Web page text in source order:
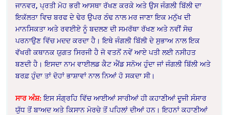
ਜਾਨਵਰ, ਪ੍ਰਤੀ ਮੋਹ ਭਰੀ ਆਸਥਾ ਰੱਖਣ ਕਰਕੇ ਅਤੇ ਉਸ ਜੰਗਲੀ ਬਿੱਲੀ ਦਾ
ਇਕੱਲਤਾ ਵਿਚ ਬਰਫ ਦੇ ਢੇਰ ਉਪਰ ਠੰਢ ਨਾਲ ਮਰ ਜਾਣਾ ਇਕ ਮਨੁੱਖ ਦੀ
ਮਾਨਸਿਕਤਾ ਅਤੇ ਰਵਈਏ ਨੂੰ ਬਦਲਣ ਦੀ ਸਮਰੱਥਾ ਰੱਖਣ ਅਤੇ ਨਵੀਂ ਸੋਚ
ਪਰਨਾਉਣ ਵਿੱਚ ਮਦਦ ਕਰਦਾ ਹੈ। ਇਥੇ ਜੰਗਲੀ ਬਿੱਲੀ ਦੇ ਸੁਭਾਅ ਨਾਲ ਇਕ
ਵੱਖਰੀ ਕਥਾਨਕ ਯੁਗਤ ਸਿਰਜੀ ਹੈ ਜੋ ਵਤਨੋਂ ਨਵੇਂ ਆਏ ਪਤੀ ਲਈ ਨਸੀਹਤ
ਬਣਦੀ ਹੈ। ਇਸਦਾ ਨਾਮ ਵਾਈਲਡ ਕੈਟ ਐਂਡ ਸਨੋਅ ਹੁੰਦਾ ਜਾਂ ਜੰਗਲੀ ਬਿੱਲੀ ਅਤੇ
ਬਰਫ਼ ਹੁੰਦਾ ਤਾਂ ਦੋਹਾਂ ਭਾਸ਼ਾਵਾਂ ਨਾਲ ਨਿਆਂ ਹੋ ਸਕਦਾ ਸੀ।
ਸਾਰ ਅੰਸ਼: ਇਸ ਸੰਗ੍ਰਹਿ ਵਿੱਚ ਆਈਆਂ ਸਾਰੀਆਂ ਹੀ ਕਹਾਣੀਆਂ ਦੂਜੀ ਸੰਸਾਰ
ਯੁੱਧ ਤੋਂ ਬਾਅਦ ਅਤੇ ਕਿਸਾਨ ਮੋਰਚੇ ਤੋਂ ਪਹਿਲਾਂ ਦੀਆਂ ਹਨ। ਇਹਨਾਂ ਕਹਾਣੀਆਂ